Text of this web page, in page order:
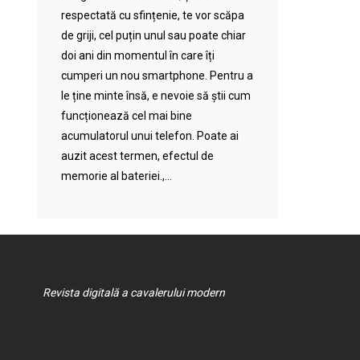
respectată cu sfințenie, te vor scăpa
de griji, cel puțin unul sau poate chiar
doi ani din momentul în care îți
cumperi un nou smartphone. Pentru a
le ține minte însă, e nevoie să știi cum
funcționează cel mai bine
acumulatorul unui telefon. Poate ai
auzit acest termen, efectul de
memorie al bateriei.,...
Revista digitală a cavalerului modern